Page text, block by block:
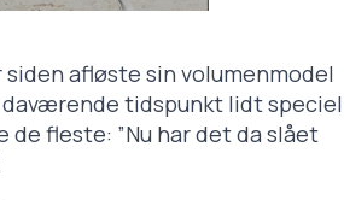
siden afløste sin volumenmodel
daværende tidspunkt lidt speciel
fleste: ”Nu har det da slået